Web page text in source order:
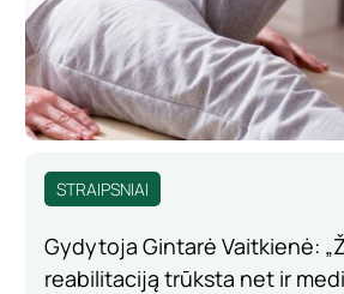
STRAIPSNIAI
Gydytoja Gintarė Vaitkienė:
reabilitaciją trūksta net ir